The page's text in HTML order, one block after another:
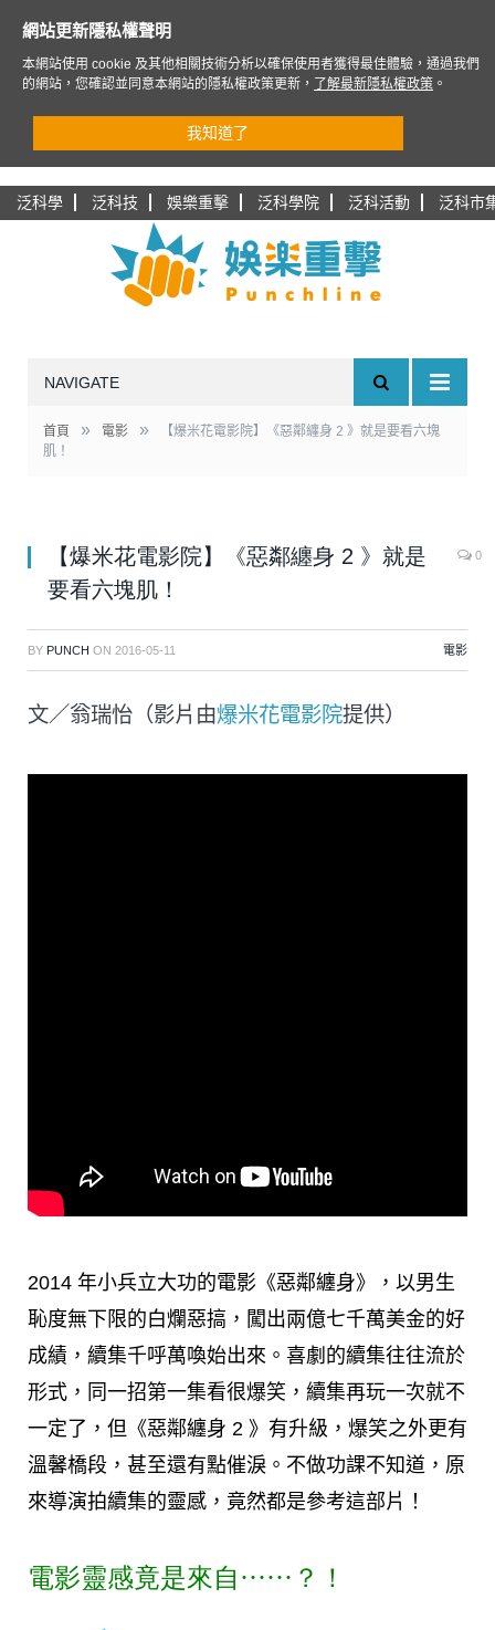
泛科學 泛科技 娛樂重擊 泛科學院 泛科活動 泛科市
NAVIGATE
首頁 » 電影 »
【爆米花電影院】《惡鄰纏身 2 》就是要看六塊
肌！
【爆米花電影院】《惡鄰纏身 2 》就是
要看六塊肌！
0
BY PUNCH ON 2016-05-11 電影
文／翁瑞怡（影片由爆米花電影院提供）
2014 年小兵立大功的電影《惡鄰纏身》，以男生
恥度無下限的白爛惡搞，闖出兩億七千萬美金的好
成績，續集千呼萬喚始出來。喜劇的續集往往流於
形式，同一招第一集看很爆笑，續集再玩一次就不
一定了，但《惡鄰纏身 2 》有升級，爆笑之外更有
溫馨橋段，甚至還有點催淚。不做功課不知道，原
來導演拍續集的靈感，竟然都是參考這部片！
電影靈感竟是來自⋯⋯？！
網站更新隱私權聲明
本網站使用 cookie 及其他相關技術分析以確保使用者獲得最佳體驗，通過我們
的網站，您確認並同意本網站的隱私權政策更新，
了解最新隱私權政策 。
我知道了